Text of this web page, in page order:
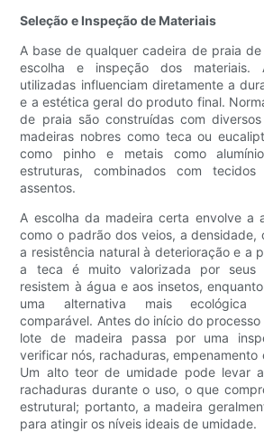
Seleção e Inspeção de Materiais
A base de qualquer cadeira de praia
escolha e inspeção dos materiais.
utilizadas influenciam diretamente a
e a estética geral do produto final.
de praia são construídas com
madeiras nobres como teca ou
como pinho e metais como
estruturas, combinados com
assentos.
A escolha da madeira certa envolve a
como o padrão dos veios, a densidade,
a resistência natural à deterioração e a
a teca é muito valorizada por seus
resistem à água e aos insetos,
uma alternativa mais ecológica
comparável. Antes do início do
lote de madeira passa por uma
verificar nós, rachaduras, empenamento
Um alto teor de umidade pode levar
rachaduras durante o uso, o que
estrutural; portanto, a madeira
para atingir os níveis ideais de umidade.